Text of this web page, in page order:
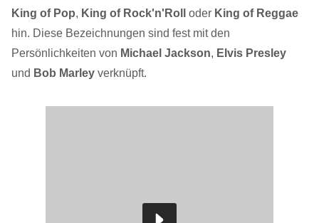
King of Pop, King of Rock'n'Roll oder King of Reggae
hin. Diese Bezeichnungen sind fest mit den
Persönlichkeiten von Michael Jackson, Elvis Presley
und Bob Marley verknüpft.